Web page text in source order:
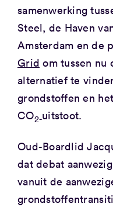
samenwerking
Steel, de Haven
Amsterdam en de
Grid om tussen nu
alternatief te
grondstoffen en
CO2-uitstoot.
Oud-Boardlid
dat debat
vanuit de